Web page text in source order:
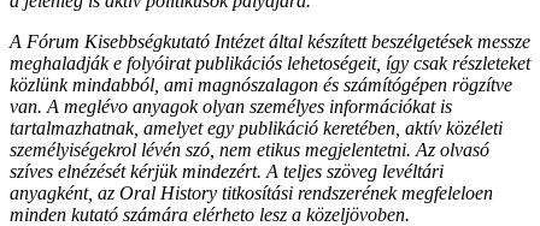
A Fórum Kisebbségkutató Intézet által készített beszélgetések messze
meghaladják e folyóirat publikációs lehetoségeit, így csak részleteket
közlünk mindabból, ami magnószalagon és számítógépen rögzítve
van. A meglévo anyagok olyan személyes információkat is
tartalmazhatnak, amelyet egy publikáció keretében, aktív közéleti
személyiségekrol lévén szó, nem etikus megjelentetni. Az olvasó
szíves elnézését kérjük mindezért. A teljes szöveg levéltári
anyagként, az Oral History titkosítási rendszerének megfeleloen
minden kutató számára elérheto lesz a közeljövoben.